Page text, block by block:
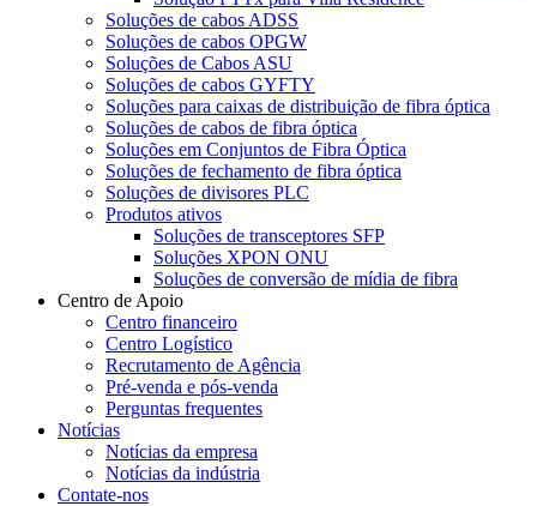
Soluções de cabos ADSS
Soluções de cabos OPGW
Soluções de Cabos ASU
Soluções de cabos GYFTY
Soluções para caixas de distribuição de fibra óptica
Soluções de cabos de fibra óptica
Soluções em Conjuntos de Fibra Óptica
Soluções de fechamento de fibra óptica
Soluções de divisores PLC
Produtos ativos
Soluções de transceptores SFP
Soluções XPON ONU
Soluções de conversão de mídia de fibra
Centro de Apoio
Centro financeiro
Centro Logístico
Recrutamento de Agência
Pré-venda e pós-venda
Perguntas frequentes
Notícias
Notícias da empresa
Notícias da indústria
Contate-nos